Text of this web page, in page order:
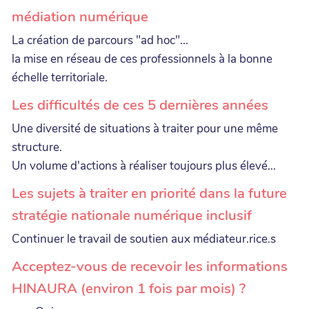
médiation numérique
La création de parcours "ad hoc"...
la mise en réseau de ces professionnels à la bonne
échelle territoriale.
Les difficultés de ces 5 dernières années
Une diversité de situations à traiter pour une même
structure.
Un volume d'actions à réaliser toujours plus élevé...
Les sujets à traiter en priorité dans la future
stratégie nationale numérique inclusif
Continuer le travail de soutien aux médiateur.rice.s
Acceptez-vous de recevoir les informations
HINAURA (environ 1 fois par mois) ?